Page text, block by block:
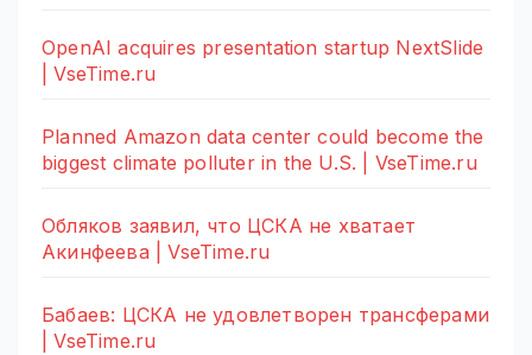
OpenAI acquires presentation startup NextSlide
| VseTime.ru
Planned Amazon data center could become the
biggest climate polluter in the U.S. | VseTime.ru
Обляков заявил, что ЦСКА не хватает
Акинфеева | VseTime.ru
Бабаев: ЦСКА не удовлетворен трансферами
| VseTime.ru